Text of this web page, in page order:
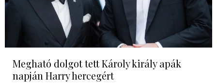
Megható dolgot tett Károly király apák
napján Harry hercegért